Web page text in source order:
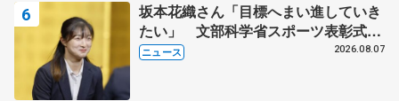
坂本花織さん「目標へまい進していき
たい」 文部科学省スポーツ表彰式で
代表謝辞
ニュース 2026.08.07